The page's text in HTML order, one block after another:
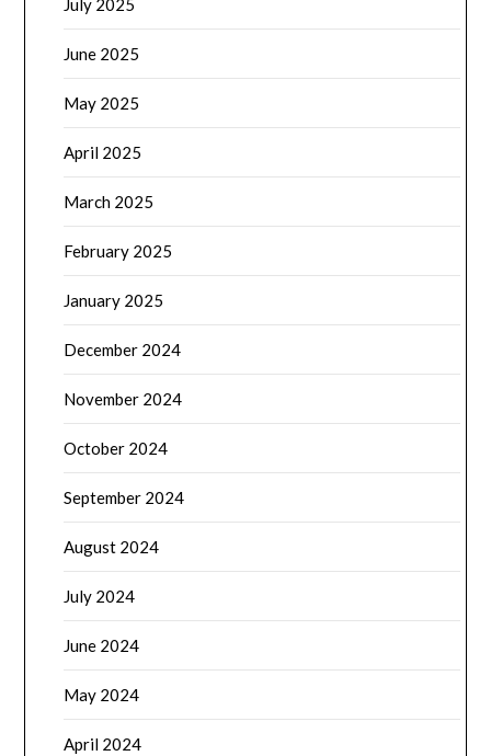
July 2025
June 2025
May 2025
April 2025
March 2025
February 2025
January 2025
December 2024
November 2024
October 2024
September 2024
August 2024
July 2024
June 2024
May 2024
April 2024